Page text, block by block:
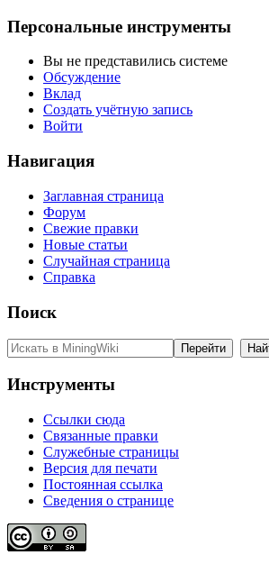
Персональные инструменты
Вы не представились системе
Обсуждение
Вклад
Создать учётную запись
Войти
Навигация
Заглавная страница
Форум
Свежие правки
Новые статьи
Случайная страница
Справка
Поиск
Инструменты
Ссылки сюда
Связанные правки
Служебные страницы
Версия для печати
Постоянная ссылка
Сведения о странице